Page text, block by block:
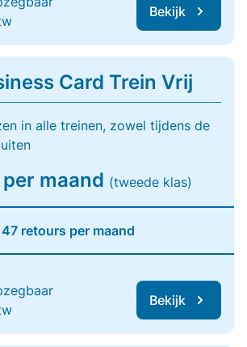
Bekijk
Card Trein Vrij
in alle treinen, zowel tijdens de
maand (tweede klas)
retours per maand
Bekijk